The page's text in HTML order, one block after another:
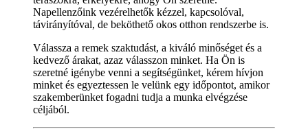
Napellenzőink vezérelhetők kézzel, kapcsolóval,
távirányítóval, de beköthető okos otthon rendszerbe is.
Válassza a remek szaktudást, a kiváló minőséget és a
kedvező árakat, azaz válasszon minket. Ha Ön is
szeretné igénybe venni a segítségünket, kérem hívjon
minket és egyeztessen le velünk egy időpontot, amikor
szakemberünket fogadni tudja a munka elvégzése
céljából.